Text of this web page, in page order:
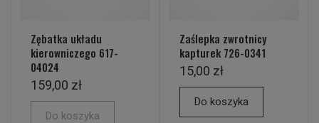
Zębatka układu
kierowniczego 617-
04024
159,00 zł
Do koszyka
Zaślepka zwrotnicy
kapturek 726-0341
15,00 zł
Do koszyka